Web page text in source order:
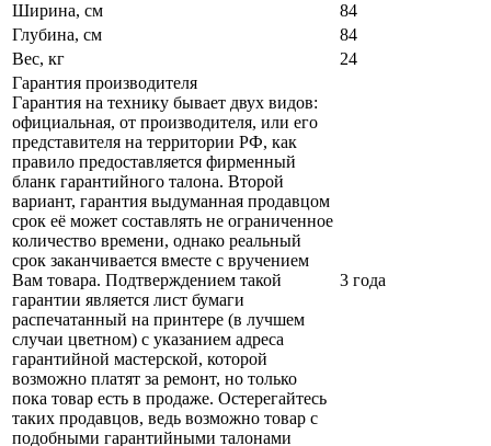
Ширина, см
84
Глубина, см
84
Вес, кг
24
Гарантия производителя
Гарантия на технику бывает двух видов:
официальная, от производителя, или его
представителя на территории РФ, как
правило предоставляется фирменный
бланк гарантийного талона. Второй
вариант, гарантия выдуманная продавцом
срок её может составлять не ограниченное
количество времени, однако реальный
срок заканчивается вместе с вручением
Вам товара. Подтверждением такой
гарантии является лист бумаги
распечатанный на принтере (в лучшем
случаи цветном) с указанием адреса
гарантийной мастерской, которой
возможно платят за ремонт, но только
пока товар есть в продаже. Остерегайтесь
таких продавцов, ведь возможно товар с
подобными гарантийными талонами
3 года